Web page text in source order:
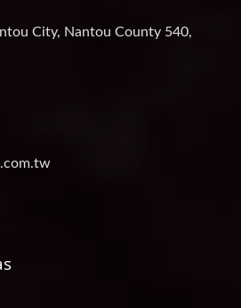
City, Nantou County 540,